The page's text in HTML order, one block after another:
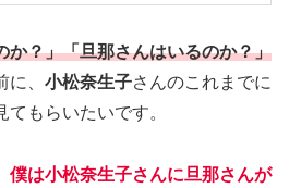
か？」「旦那さんはいるのか？」
、 小松奈生子さんのこれまでに
もらいたいです。
僕は小松奈生子さんに旦那さんが